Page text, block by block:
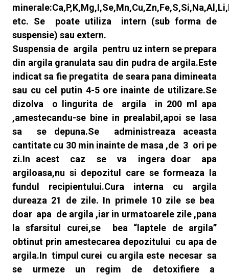
etc. Se poate utiliza intern (sub forma de
suspensie) sau extern.
Suspensia de argila pentru uz intern se prepara
din argila granulata sau din pudra de argila.Este
indicat sa fie pregatita de seara pana dimineata
sau cu cel putin 4-5 ore inainte de utilizare.Se
dizolva o lingurita de argila in 200 ml apa
,amestecandu-se bine in prealabil,apoi se lasa
sa se depuna.Se administreaza aceasta
cantitate cu 30 min inainte de masa ,de 3 ori pe
zi.In acest caz se va ingera doar apa
argiloasa,nu si depozitul care se formeaza la
fundul recipientului.Cura interna cu argila
dureaza 21 de zile. In primele 10 zile se bea
doar apa de argila ,iar in urmatoarele zile ,pana
la sfarsitul curei,se bea “laptele de argila”
obtinut prin amestecarea depozitului cu apa de
argila.In timpul curei cu argila este necesar sa
se urmeze un regim de detoxifiere a